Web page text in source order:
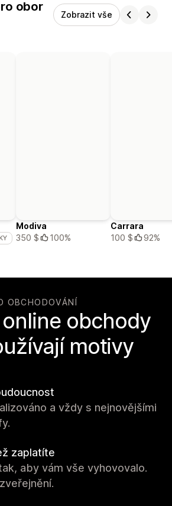
obor
Zobrazit vše
Modiva
350 $
100%
Carrara
100 $
92%
OBCHODOVÁNÍ
obchody
motivy
a vždy s nejnovějšími
zaplatíte
aby vám vše vyhovovalo.